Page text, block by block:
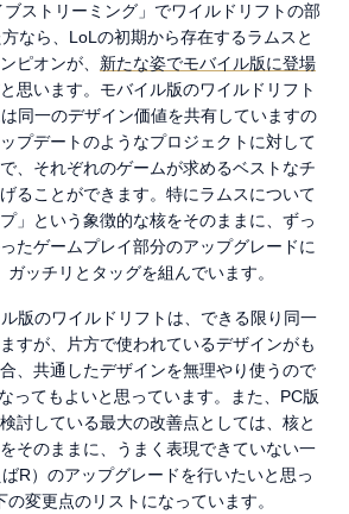
ブストリーミング」でワイルドリフトの部
なら、LoLの初期から存在するラムスと
ピオンが、 新たな姿でモバイル版に登場
思います。モバイル版のワイルドリフト
同一のデザイン価値を共有していますの
プデートのようなプロジェクトに対して
、それぞれのゲームが求めるベストなチ
ることができます。特にラムスについて
」という象徴的な核をそのままに、ずっ
たゲームプレイ部分のアップグレードに
ッチリとタッグを組んでいます。
版のワイルドリフトは、できる限り同一
すが、片方で使われているデザインがも
、共通したデザインを無理やり使うので
ってもよいと思っています。また、PC版
討している最大の改善点としては、核と
そのままに、うまく表現できていない一
R）のアップグレードを行いたいと思っ
変更点のリストになっています。